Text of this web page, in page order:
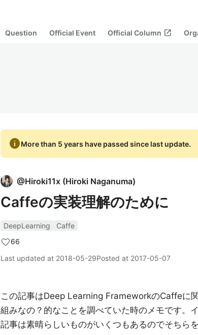
Question Official Event Official Column open_in_new
infoMore than 5 years have passed since last update.
@Hiroki11x (Hiroki Naganuma)
Caffeの実装理解のために
DeepLearning
Caffe
66
Last updated at 2018-05-29Posted at 2017-05-07
この記事はDeep Learning FrameworkのCaffeに
組みなの？的なことを調べていた時のメモです。
記事は素晴らしいものがいくつもあるのでそちら